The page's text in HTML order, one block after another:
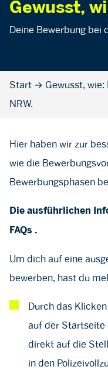
Gewusst,
Deine Bewerbung bei
Start → Gewusst,
NRW.
Hier haben wir zur
wie die
Bewerbungsphasen
Die ausführlichen
FAQs .
Um dich auf eine
bewerben, hast du
Durch das
auf der Startseite
direkt auf die
in den